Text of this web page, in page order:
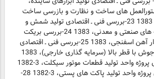
دستورالعمل های ساخت و نظارت و بازرسی ساخت
رآکتور تولید رزین، 1383 23-بررسی فنی ـ اقتصادی تولید شمش و
کاتد مسی از باطله های صنعتی و معدنی، 1383 24-بررسی بریکت
شوندگی نرمه و غبار آهن اسفنجی، 1383 25-بررسی فنی ـ اقتصادی
تولید لوله های درزجوش با قطر بالا (سرمایه گذاری خارجی)، 1383
26- نظارت و کنترل پروژه واحد تولید قطعات موتور سیکلت، 3-1382
27-نظارت و کنترل پروژه واحد تولید پاکت های پستی، 3-1382 28-